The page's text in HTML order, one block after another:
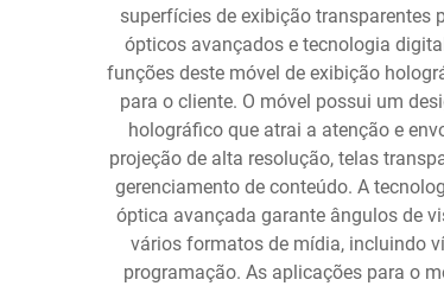
superfícies de exibição transparentes
ópticos avançados e tecnologia
funções deste móvel de exibição
para o cliente. O móvel possui um
holográfico que atrai a atenção e
projeção de alta resolução, telas
gerenciamento de conteúdo. A
óptica avançada garante ângulos de
vários formatos de mídia, incluindo
programação. As aplicações para o